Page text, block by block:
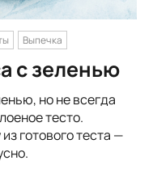
Выпечка
с зеленью
но не всегда
тесто.
готового теста —